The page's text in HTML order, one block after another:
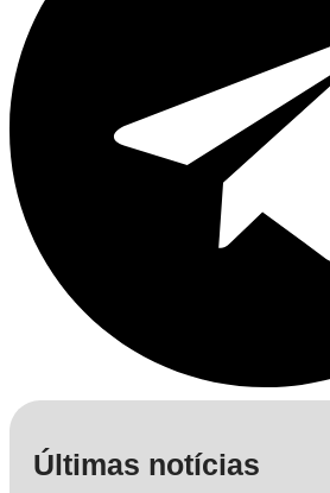
Últimas notícias